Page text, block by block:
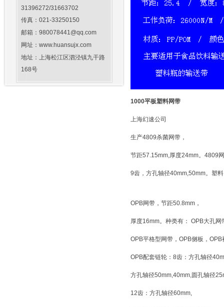
31396272/31663702
传真：021-33250150
邮箱：980078441@qq.com
网址：www.huansujx.com
地址：上海松江区泗泾镇九干路
168号
1000平板塑料网带
上海幻速公司
生产4809杀菌网带，
节距57.15mm,厚度24mm。4809
9齿，方孔轴径40mm,50mm。塑
OPB网带，节距50.8mm，
厚度16mm。种类有： OPB大孔
OPB平格型网带，OPB侧板，
OPB配套链轮：8齿：方孔轴径
方孔轴径50mm,40mm,圆孔轴径
12齿：方孔轴径60mm,